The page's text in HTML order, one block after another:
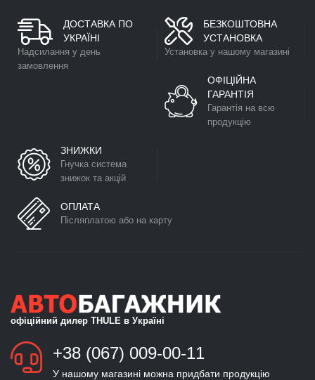
ДОСТАВКА ПО
УКРАЇНІ
Надсилання у день
замовлення
БЕЗКОШТОВНА
УСТАНОВКА
Установка у нашому магазині
ОФІЦІЙНА
ГАРАНТІЯ
Гарантія на всю
продукцію
ЗНИЖКИ
Гнучка система
знижок та акцій
ОПЛАТА
Післяплатою або на карту
офіційний дилер THULE в Україні
+38 (067) 009-00-11
У нашому магазині можна придбати продукцію